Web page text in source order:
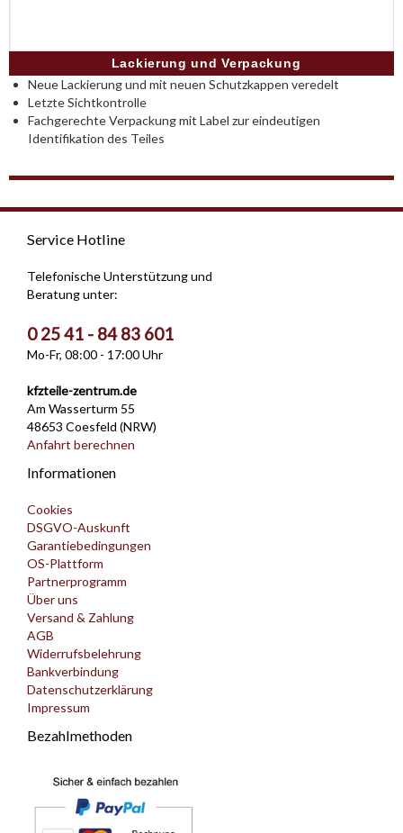
Lackierung und Verpackung
Neue Lackierung und mit neuen Schutzkappen veredelt
Letzte Sichtkontrolle
Fachgerechte Verpackung mit Label zur eindeutigen
Identifikation des Teiles
Service Hotline
Telefonische Unterstützung und
Beratung unter:
0 25 41 - 84 83 601
Mo-Fr, 08:00 - 17:00 Uhr
kfzteile-zentrum.de
Am Wasserturm 55
48653 Coesfeld (NRW)
Anfahrt berechnen
Informationen
Cookies
DSGVO-Auskunft
Garantiebedingungen
OS-Plattform
Partnerprogramm
Über uns
Versand & Zahlung
AGB
Widerrufsbelehrung
Bankverbindung
Datenschutzerklärung
Impressum
Bezahlmethoden